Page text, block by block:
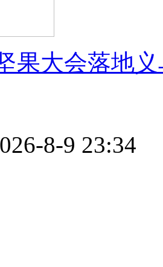
果大会落地
8-9 23:34